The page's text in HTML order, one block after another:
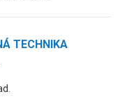
TECHNIKA